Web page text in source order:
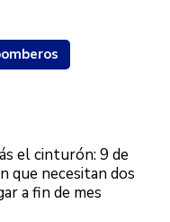
el cinturón: 9 de
que necesitan dos
a fin de mes